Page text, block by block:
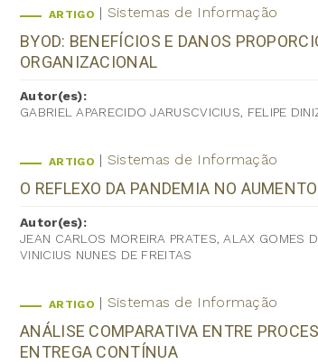
ARTIGO Sistemas de Informação
BYOD: BENEFÍCIOS E DANOS
ORGANIZACIONAL
Autor(es):
GABRIEL APARECIDO JARUSCVICIUS, FELIPE
ARTIGO Sistemas de Informação
O REFLEXO DA PANDEMIA NO
Autor(es):
JEAN CARLOS MOREIRA PRATES, ALAX GOMES
VINICIUS NUNES DE FREITAS
ARTIGO Sistemas de Informação
ANÁLISE COMPARATIVA ENTRE
ENTREGA CONTÍNUA